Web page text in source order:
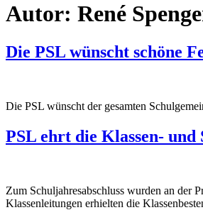
Autor: René
Die PSL wünscht schöne
Die PSL wünscht der gesamten
PSL ehrt die Klassen- und
Zum Schuljahresabschluss wurden an der
Klassenleitungen erhielten die